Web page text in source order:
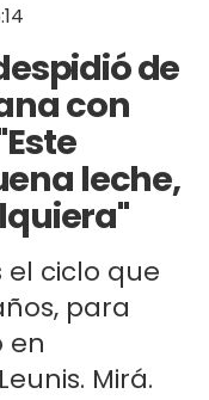
de
con
leche,
ciclo que
para
en
Mirá.